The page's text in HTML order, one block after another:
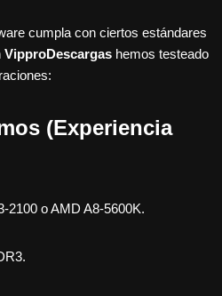
cumpla con ciertos estándares
VipproDescargas hemos testeado
(Experiencia
2100 o AMD A8-5600K.